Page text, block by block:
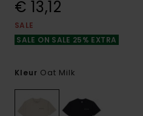
€ 13,12
SALE
SALE ON SALE 25% EXTRA
Kleur Oat Milk